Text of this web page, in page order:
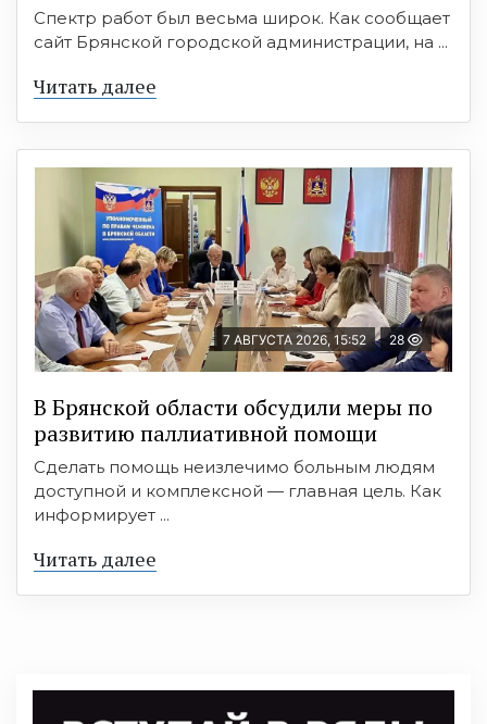
Спектр работ был весьма широк. Как сообщает
сайт Брянской городской администрации, на ...
Читать далее
7 АВГУСТА 2026, 15:52 28
В Брянской области обсудили меры по
развитию паллиативной помощи
Сделать помощь неизлечимо больным людям
доступной и комплексной — главная цель. Как
информирует ...
Читать далее